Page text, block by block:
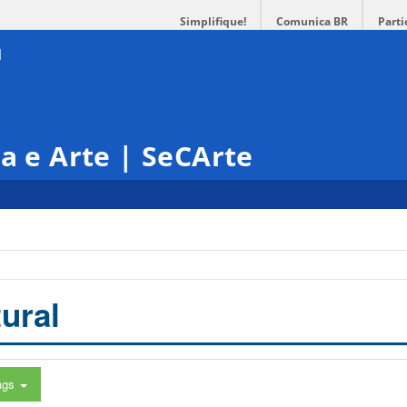
Simplifique! Comunica BR
e Arte | SeCArte